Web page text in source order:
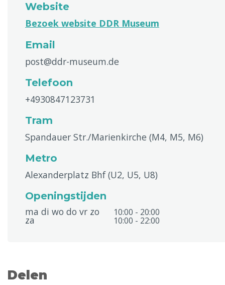
Website
Bezoek website DDR Museum
Email
post@ddr-museum.de
Telefoon
+4930847123731
Tram
Spandauer Str./Marienkirche (M4, M5, M6)
Metro
Alexanderplatz Bhf (U2, U5, U8)
Openingstijden
ma di wo do vr zo
10:00 - 20:00
za 10:00 - 22:00
Delen